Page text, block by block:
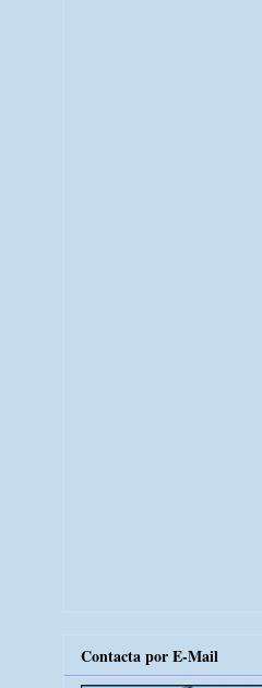
Contacta por E-Mail